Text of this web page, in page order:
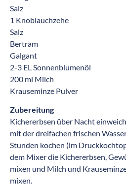
Salz
1 Knoblauchzehe
Salz
Bertram
Galgant
2-3 EL Sonnenblumenöl
200 ml Milch
Krauseminze Pulver
Zubereitung
Kichererbsen über Nacht
mit der dreifachen frischen
Stunden kochen (im
dem Mixer die Kichererbsen,
mixen und Milch und
mixen.